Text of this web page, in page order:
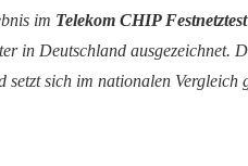
im Telekom CHIP
in Deutschland ausgezeichnet.
setzt sich im nationalen Vergleich